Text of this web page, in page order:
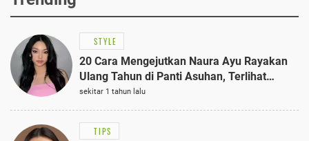
STYLE
20 Cara Mengejutkan Naura Ayu Rayakan
Ulang Tahun di Panti Asuhan, Terlihat
Anggun dengan Kaftan Cokelat
sekitar 1 tahun lalu
TIPS